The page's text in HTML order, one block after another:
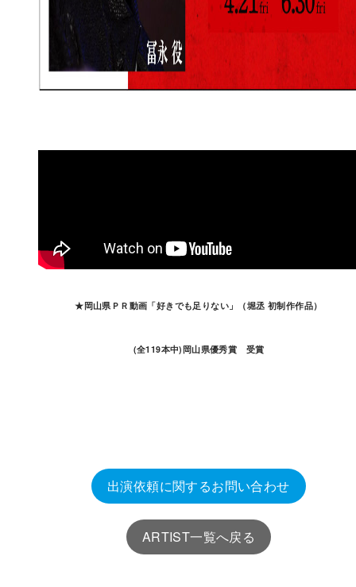
★岡山県ＰＲ動画「好きでも足りない」（堀丞 初制作作品）
(全119本中)岡山県優秀賞 受賞
出演依頼に関するお問い合わせ
ARTIST一覧へ戻る